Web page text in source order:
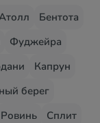
Бентота
Фуджейра
Капрун
берег
Ровинь
Сплит